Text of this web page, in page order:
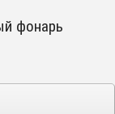
фонарь